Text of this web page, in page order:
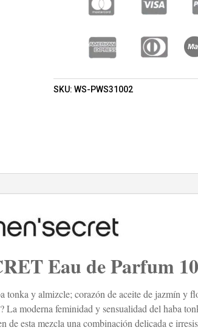
(WOMEN
(MUJER)
CANTIDAD
SKU:WS-PWS31002
Eau de Parfum
y almizcle; corazón de aceite de jazmín y
moderna feminidad y sensualidad del haba
de esta mezcla una combinación delicada e